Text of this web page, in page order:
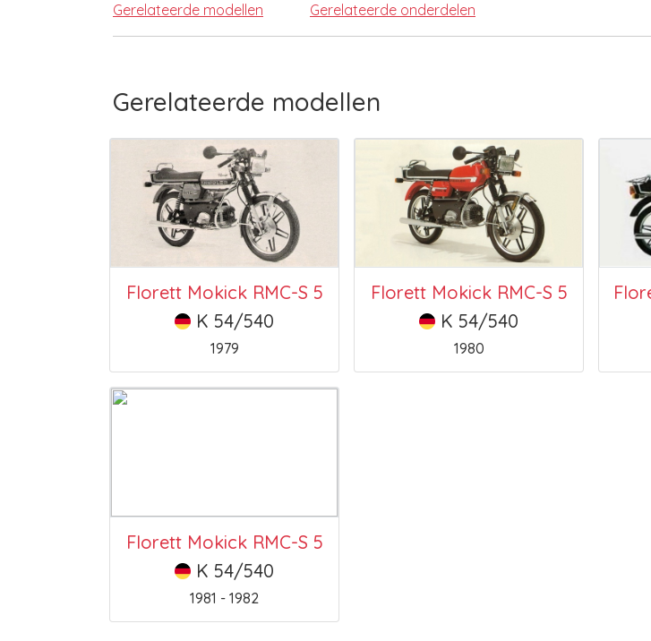
Gerelateerde modellen Gerelateerde onderdelen
Gerelateerde modellen
Florett Mokick RMC-S 5
K 54/540
1979
Florett Mokick RMC-S 5
K 54/540
1980
Florett Mokick RMC-S 5
K 54/540
1981 - 1982